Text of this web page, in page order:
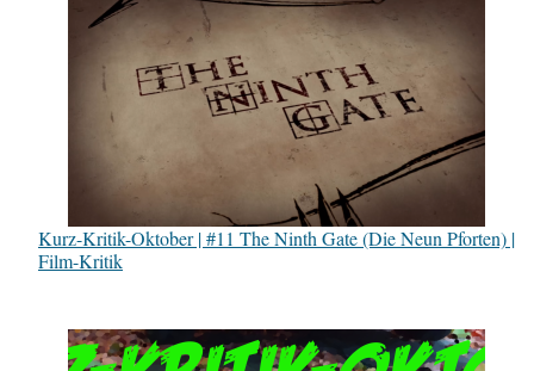
Kurz-Kritik-Oktober | #11 The Ninth Gate (Die Neun Pforten) |
Film-Kritik